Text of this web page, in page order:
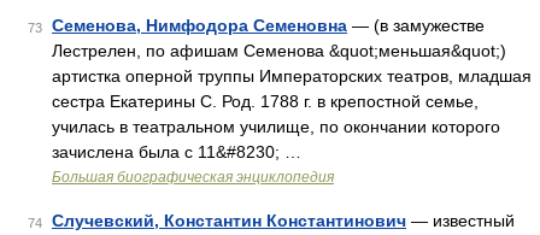
73 Семенова, Нимфодора Семеновна — (в замужестве
Лестрелен, по афишам Семенова &quot;меньшая&quot;)
артистка оперной труппы Императорских театров, младшая
сестра Екатерины С. Род. 1788 г. в крепостной семье,
училась в театральном училище, по окончании которого
зачислена была с 11&#8230; …
Большая биографическая энциклопедия
74 Случевский, Константин Константинович — известный